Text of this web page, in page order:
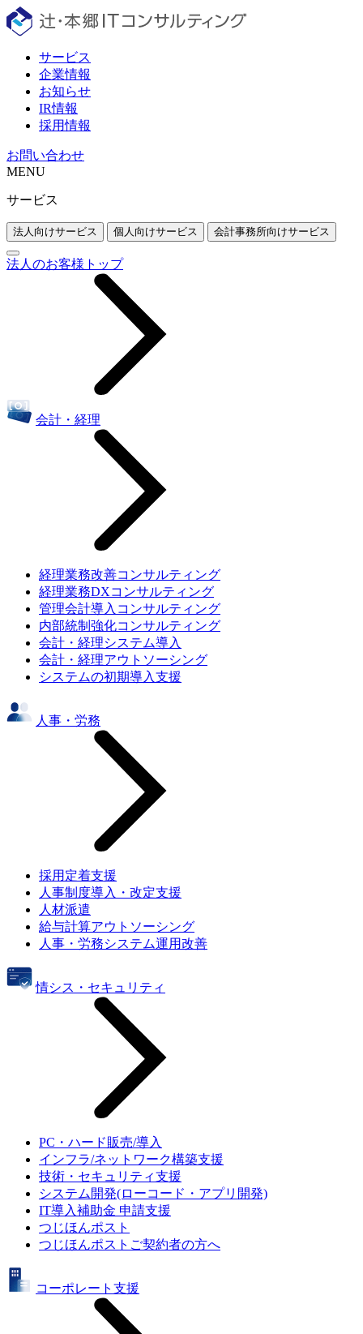
サービス
企業情報
お知らせ
IR情報
採用情報
お問い合わせ
MENU
サービス
法人向けサービス 個人向けサービス 会計事務所向けサービス
法人のお客様トップ
会計・経理
経理業務改善コンサルティング
経理業務DXコンサルティング
管理会計導入コンサルティング
内部統制強化コンサルティング
会計・経理システム導入
会計・経理アウトソーシング
システムの初期導入支援
人事・労務
採用定着支援
人事制度導入・改定支援
人材派遣
給与計算アウトソーシング
人事・労務システム運用改善
情シス・セキュリティ
PC・ハード販売/導入
インフラ/ネットワーク構築支援
技術・セキュリティ支援
システム開発(ローコード・アプリ開発)
IT導入補助金 申請支援
つじほんポスト
つじほんポストご契約者の方へ
コーポレート支援